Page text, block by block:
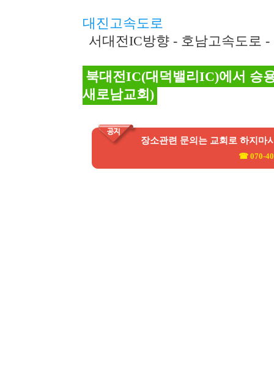
대진고속도로
서대전IC방향 - 호남고속도로
북대전IC(대덕밸리IC)에서 승
새로남교회)
장소관련 문의는 교회로 하지마
☎ 070-